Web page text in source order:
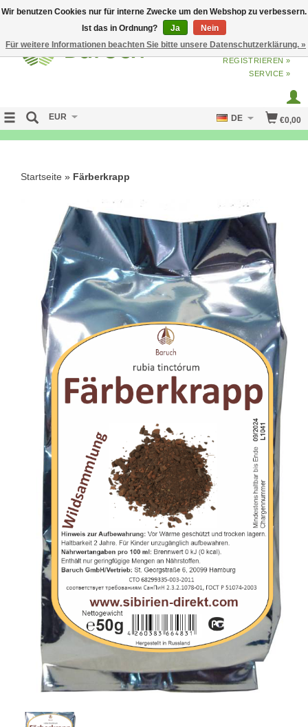
ANMELDENODERJETZT
REGISTRIEREN »
SERVICE »
€0,00
EUR DE
Startseite » Färberkrapp
Wir benutzen Cookies nur für interne Zwecke um den Webshop zu verbessern.
Ist das in Ordnung?
Ja
Nein
Für weitere Informationen beachten Sie bitte unsere Datenschutzerklärung. »